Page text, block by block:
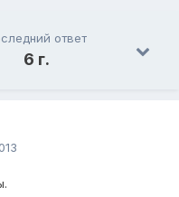
ответ
6 г.